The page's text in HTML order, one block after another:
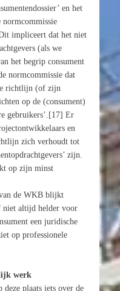
en het
normcommissie
impliceert dat het niet
(als we
het begrip consument
normcommissie dat
richtlijn (of zijn
op de (consument)
gebruikers’.[17] Er
en
zich verhoudt tot
zijn.
op zijn minst
de WKB blijkt
niet altijd helder voor
een juridische
op professionele
werk
plaats iets over de